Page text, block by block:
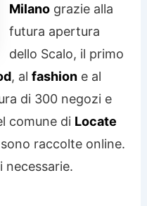
Milano grazie alla
futura apertura
dello Scalo, il primo
, alfashion e al
di 300 negozi e
comune di Locate
raccolte online.